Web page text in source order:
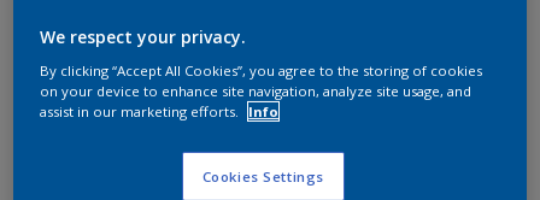
Ukuran
2.5 L 20 L
Kalkulator cat
We respect your privacy.
By clicking “Accept All Cookies”, you agree to the storing of cookies
on your device to enhance site navigation, analyze site usage, and
assist in our marketing efforts.
Info
Cookies Settings